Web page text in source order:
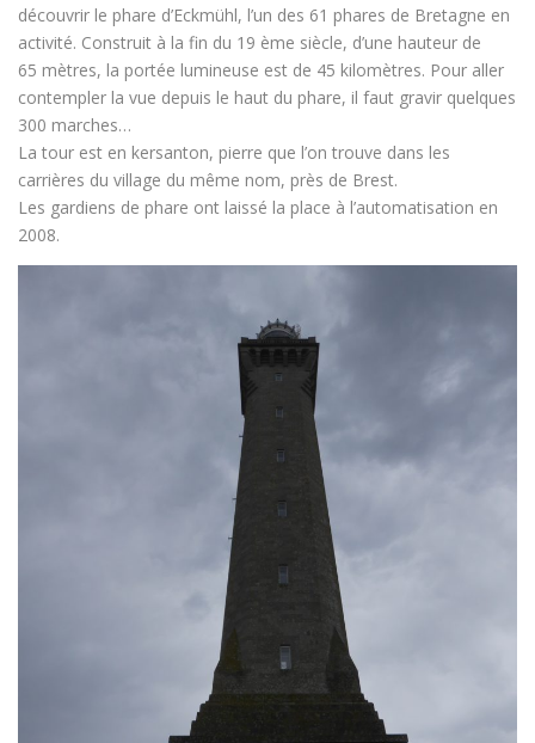
découvrir le phare d’Eckmühl, l’un des 61 phares de Bretagne en
activité. Construit à la fin du 19 ème siècle, d’une hauteur de
65 mètres, la portée lumineuse est de 45 kilomètres. Pour aller
contempler la vue depuis le haut du phare, il faut gravir quelques
300 marches…
La tour est en kersanton, pierre que l’on trouve dans les
carrières du village du même nom, près de Brest.
Les gardiens de phare ont laissé la place à l’automatisation en
2008.